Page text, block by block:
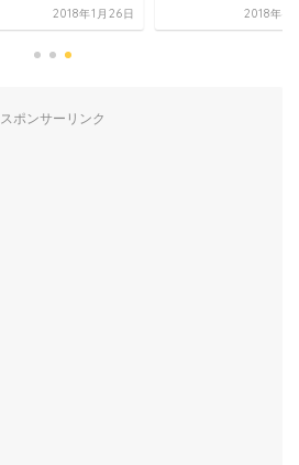
2018年1月26日 2018年4
スポンサーリンク